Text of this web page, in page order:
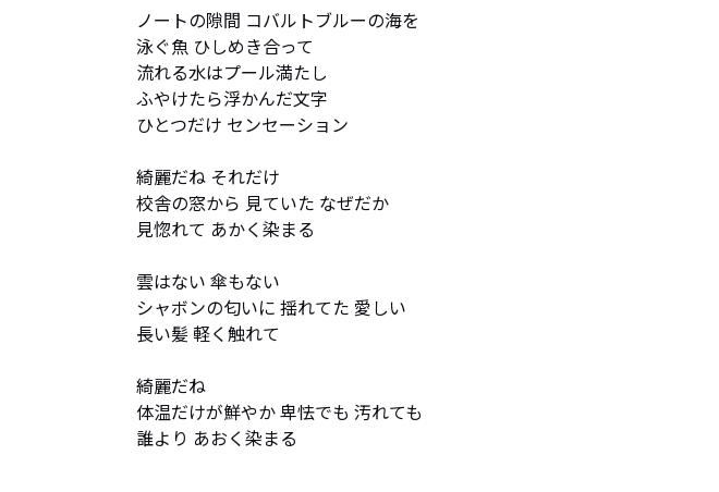
ノートの隙間 コバルトブルーの海を
泳ぐ魚 ひしめき合って
流れる水はプール満たし
ふやけたら浮かんだ文字
ひとつだけ センセーション
綺麗だね それだけ
校舎の窓から 見ていた なぜだか
見惚れて あかく染まる
雲はない 傘もない
シャボンの匂いに 揺れてた 愛しい
長い髪 軽く触れて
綺麗だね
体温だけが鮮やか 卑怯でも 汚れても
誰より あおく染まる